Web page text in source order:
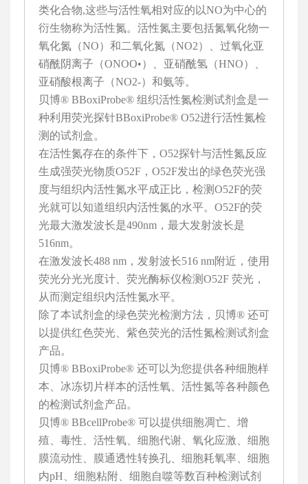
类化合物,这些与活性氧相对应的以NO为中心的
衍生物称为活性氮。活性氮主要包括氮氧化物一
氧化氮（NO）和二氧化氮（NO2）、过氧化亚
硝酰阴离子（ONOO•）、亚硝酰氢（HNO）、
亚硝酸根离子（NO2-）和氨等。
贝博® BBoxiProbe® 组织活性氮检测试剂盒是一
种利用荧光探针BBoxiProbe® O52进行活性氮检
测的试剂盒。
在活性氮存在的条件下，O52探针与活性氮反应
生成强荧光物质O52F，O52F发出的绿色荧光强
度与组织内活性氮水平成正比，检测O52F的荧
光就可以知道组织内活性氮的水平。O52F的荧
光最大激发波长是490nm，最大发射波长是
516nm。
在激发波长488 nm，发射波长516 nm附近，使用
荧光分光光度计、荧光酶标仪检测O52F 荧光，
从而测定组织内活性氮水平。
除了本试剂盒的绿色荧光检测方法，贝博® 还可
以提供红色荧光、紫色荧光的活性氮检测试剂盒
产品。
贝博® BBoxiProbe® 还可以为您提供各种细胞样
本、冰冻切片样本的活性氧、活性氮等各种颜色
的检测试剂盒产品。
贝博® BBcellProbe® 可以提供细胞凋亡、增
殖、毒性、活性氧、细胞代谢、氧化应激、细胞
膜流动性、膜通透性转换孔、细胞耗氧率、细胞
内pH、细胞粘附、细胞自噬等数百种检测试剂